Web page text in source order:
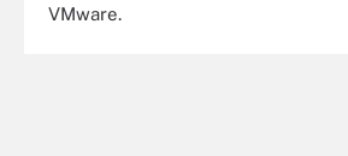
VMware.